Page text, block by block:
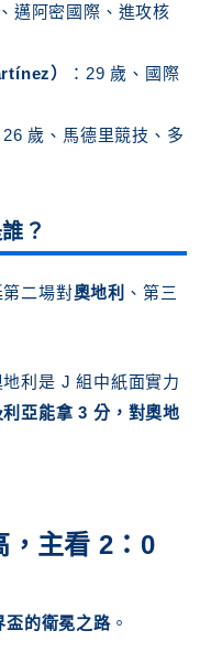
邁阿密國際、進攻核
）
：29 歲、國際
26 歲、馬德里競技、多
？
二場對奧地利 、第三
利是 J 組中紙面實力
亞能拿 3 分，對奧地
，主看 2：0
盃的衛冕之路。